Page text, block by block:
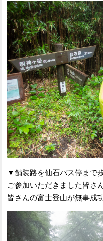
▼舗装路を仙石バス停まで
ご参加いただきました皆さ
皆さんの富士登山が無事成